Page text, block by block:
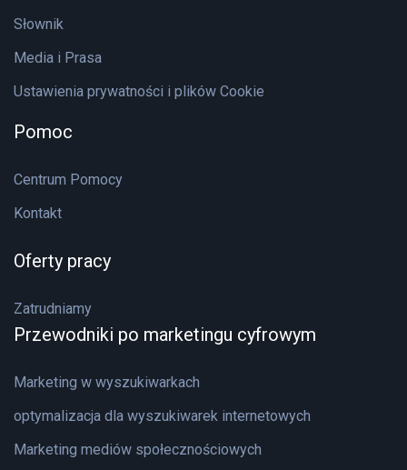
Słownik
Media i Prasa
Ustawienia prywatności i plików Cookie
Pomoc
Centrum Pomocy
Kontakt
Oferty pracy
Zatrudniamy
Przewodniki po marketingu cyfrowym
Marketing w wyszukiwarkach
optymalizacja dla wyszukiwarek internetowych
Marketing mediów społecznościowych